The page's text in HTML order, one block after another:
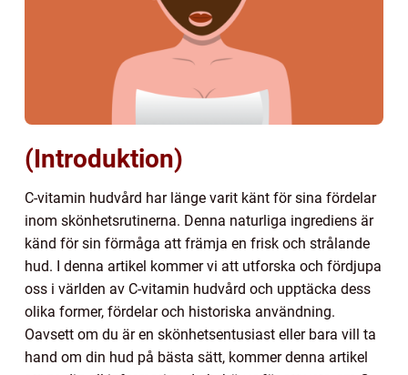
(Introduktion)
C-vitamin hudvård har länge varit känt för sina fördelar
inom skönhetsrutinerna. Denna naturliga ingrediens är
känd för sin förmåga att främja en frisk och strålande
hud. I denna artikel kommer vi att utforska och fördjupa
oss i världen av C-vitamin hudvård och upptäcka dess
olika former, fördelar och historiska användning.
Oavsett om du är en skönhetsentusiast eller bara vill ta
hand om din hud på bästa sätt, kommer denna artikel